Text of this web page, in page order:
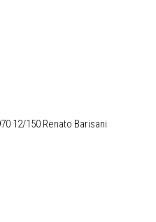
12/150 Renato Barisani